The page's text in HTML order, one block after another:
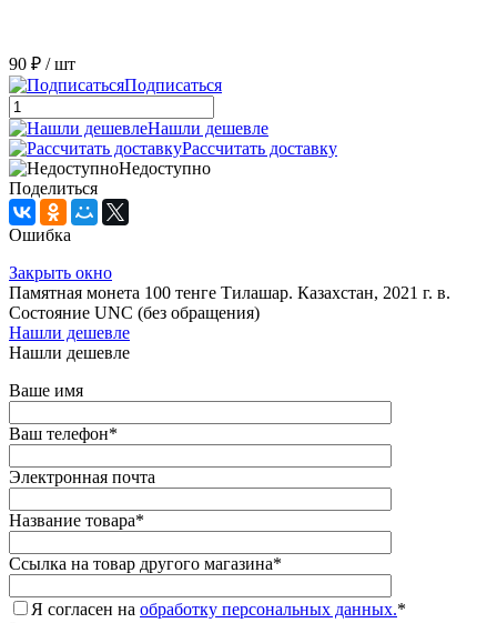
90 ₽ / шт
Подписаться
Нашли дешевле
Рассчитать доставку
Недоступно
Поделиться
Ошибка
Закрыть окно
Памятная монета 100 тенге Тилашар. Казахстан, 2021 г. в.
Состояние UNC (без обращения)
Нашли дешевле
Нашли дешевле
Ваше имя
Ваш телефон*
Электронная почта
Название товара*
Ссылка на товар другого магазина*
Я согласен на обработку персональных данных.*